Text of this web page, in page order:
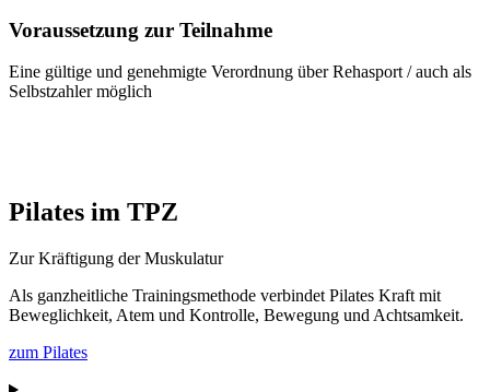
Voraussetzung zur Teilnahme
Eine gültige und genehmigte Verordnung über Rehasport / auch als
Selbstzahler möglich
Pilates im TPZ
Zur Kräftigung der Muskulatur
Als ganzheitliche Trainingsmethode verbindet Pilates Kraft mit
Beweglichkeit, Atem und Kontrolle, Bewegung und Achtsamkeit.
zum Pilates